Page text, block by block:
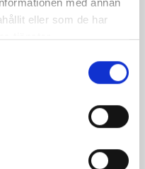
eller som de har
tjänster.
jul